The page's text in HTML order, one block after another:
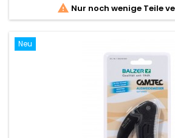
 Nur noch wenige Teile
Neu